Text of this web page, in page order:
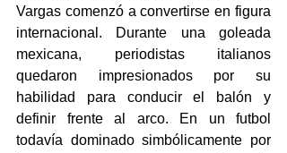
Vargas comenzó a convertirse en figura
internacional. Durante una goleada
mexicana, periodistas italianos
quedaron impresionados por su
habilidad para conducir el balón y
definir frente al arco. En un futbol
todavía dominado simbólicamente por